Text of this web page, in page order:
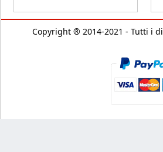
Copyright ® 2014-2021 - Tutti i